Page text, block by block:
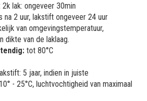
lak: ongeveer 30min
na 2 uur, lakstift ongeveer 24 uur
van omgevingstemperatuur,
dikte van de laklaag.
tot 80°C
5 jaar, indien in juiste
- 25°C, luchtvochtigheid van maximaal